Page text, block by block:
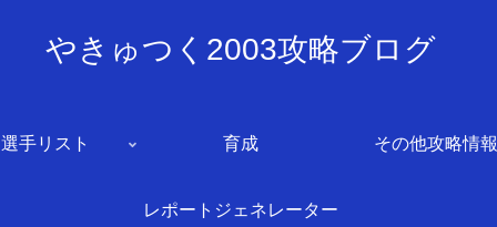
やきゅつく2003攻略ブログ
選手リスト 育成 その他攻略情報
レポートジェネレーター